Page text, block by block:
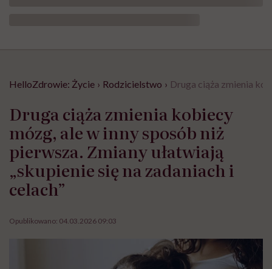
HelloZdrowie: Życie › Rodzicielstwo › Druga ciąża zmienia
Druga ciąża zmienia kobiecy
mózg, ale w inny sposób niż
pierwsza. Zmiany ułatwiają
„skupienie się na zadaniach i
celach”
Opublikowano: 04.03.2026 09:03